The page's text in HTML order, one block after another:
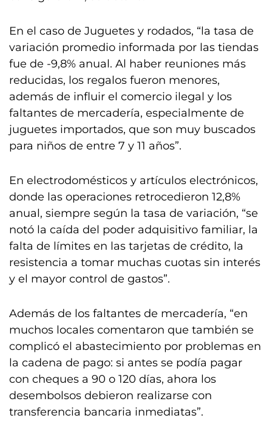
En el caso de Juguetes y rodados, “la tasa de
variación promedio informada por las tiendas
fue de -9,8% anual. Al haber reuniones más
reducidas, los regalos fueron menores,
además de influir el comercio ilegal y los
faltantes de mercadería, especialmente de
juguetes importados, que son muy buscados
para niños de entre 7 y 11 años”.
En electrodomésticos y artículos electrónicos,
donde las operaciones retrocedieron 12,8%
anual, siempre según la tasa de variación, “se
notó la caída del poder adquisitivo familiar, la
falta de límites en las tarjetas de crédito, la
resistencia a tomar muchas cuotas sin interés
y el mayor control de gastos”.
Además de los faltantes de mercadería, “en
muchos locales comentaron que también se
complicó el abastecimiento por problemas en
la cadena de pago: si antes se podía pagar
con cheques a 90 o 120 días, ahora los
desembolsos debieron realizarse con
transferencia bancaria inmediatas”.